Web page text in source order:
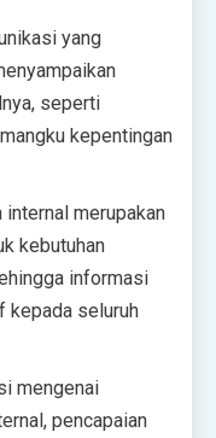
yang
seperti
kepentingan
merupakan
kebutuhan
informasi
kepada seluruh
mengenai
pencapaian